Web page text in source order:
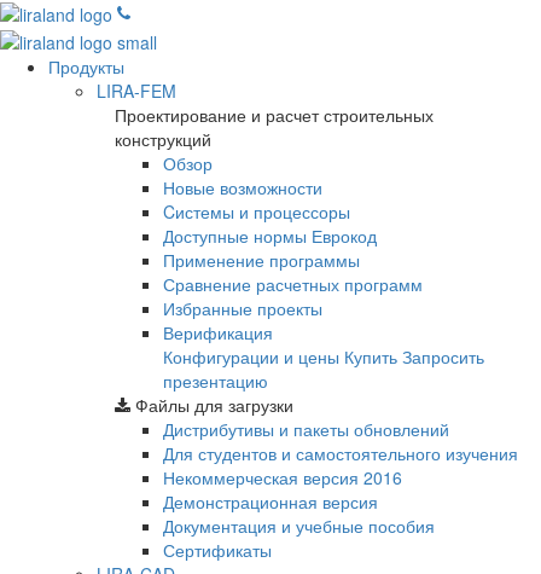
Продукты
LIRA-FEM
Проектирование и расчет строительных
конструкций
Обзор
Новые возможности
Cистемы и процессоры
Доступные нормы Еврокод
Применение программы
Сравнение расчетных программ
Избранные проекты
Верификация
Конфигурации и цены Купить Запросить
презентацию
Файлы для загрузки
Дистрибутивы и пакеты обновлений
Для студентов и самостоятельного изучения
Некоммерческая версия 2016
Демонстрационная версия
Документация и учебные пособия
Сертификаты